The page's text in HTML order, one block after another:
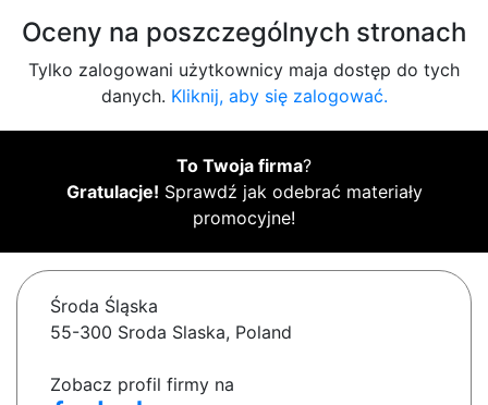
Oceny na poszczególnych stronach
Tylko zalogowani użytkownicy maja dostęp do tych
danych. Kliknij, aby się zalogować.
To Twoja firma?
Gratulacje! Sprawdź jak odebrać materiały
promocyjne!
Środa Śląska
55-300 Sroda Slaska, Poland
Zobacz profil firmy na